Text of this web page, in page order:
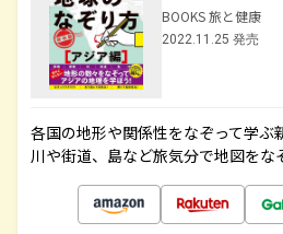
BOOKS 旅と健康
2022.11.25 発売
各国の地形や関係性をなぞって学ぶ
川や街道、島など旅気分で地図をな